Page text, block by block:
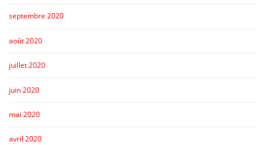
septembre 2020
août 2020
juillet 2020
juin 2020
mai 2020
avril 2020